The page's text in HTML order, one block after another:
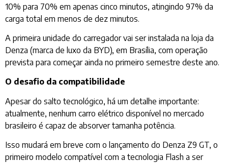
10% para 70% em apenas cinco minutos, atingindo 97% da
carga total em menos de dez minutos.
A primeira unidade do carregador vai ser instalada na loja da
Denza (marca de luxo da BYD), em Brasília, com operação
prevista para começar ainda no primeiro semestre deste ano.
O desafio da compatibilidade
Apesar do salto tecnológico, há um detalhe importante:
atualmente, nenhum carro elétrico disponível no mercado
brasileiro é capaz de absorver tamanha potência.
Isso mudará em breve com o lançamento do Denza Z9 GT, o
primeiro modelo compatível com a tecnologia Flash a ser